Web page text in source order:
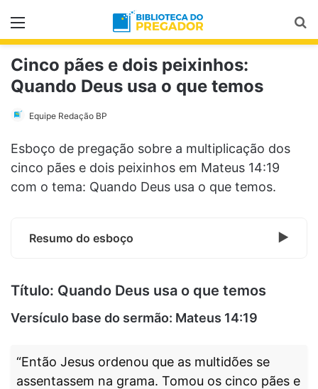
Menu
Cinco pães e dois peixinhos:
Quando Deus usa o que temos
Equipe Redação BP
Esboço de pregação sobre a multiplicação dos
cinco pães e dois peixinhos em Mateus 14:19
com o tema: Quando Deus usa o que temos.
Resumo do esboço
Título: Quando Deus usa o que temos
Versículo base do sermão: Mateus 14:19
“Então Jesus ordenou que as multidões se
assentassem na grama. Tomou os cinco pães e